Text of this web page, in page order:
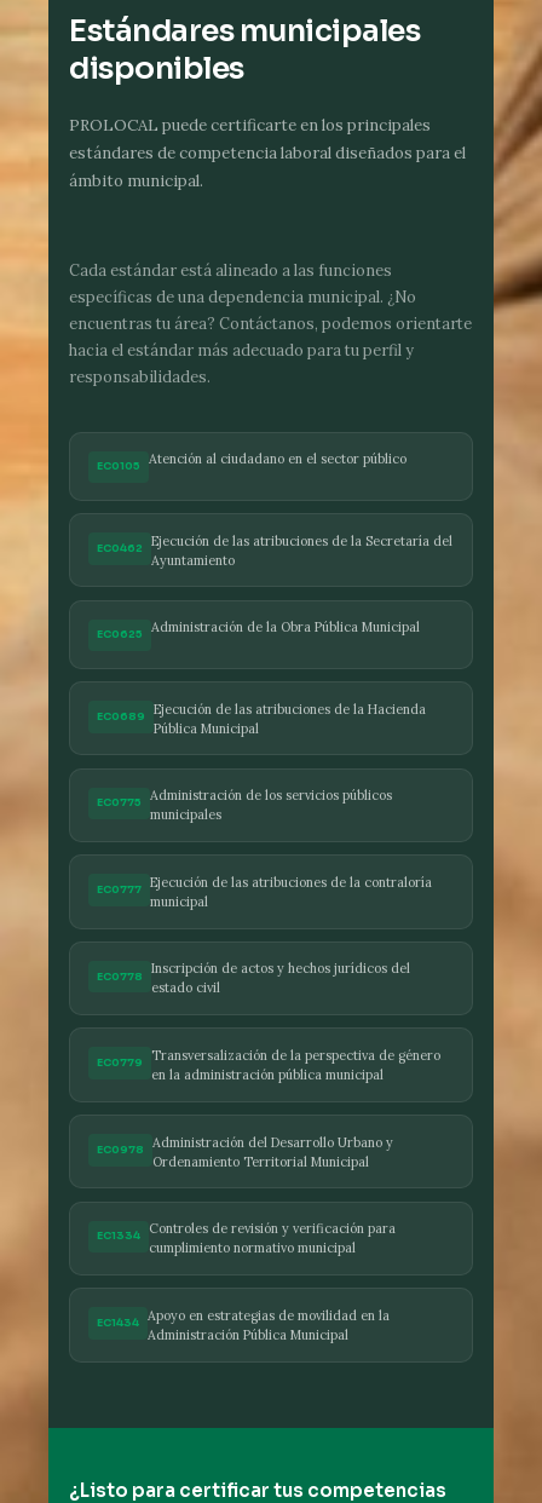
Estándares municipales
disponibles
PROLOCAL puede certificarte en los principales
estándares de competencia laboral diseñados para el
ámbito municipal.
Cada estándar está alineado a las funciones
específicas de una dependencia municipal. ¿No
encuentras tu área? Contáctanos, podemos orientarte
hacia el estándar más adecuado para tu perfil y
responsabilidades.
EC0105 Atención al ciudadano en el sector público
EC0462
Ejecución de las atribuciones de la Secretaría del
Ayuntamiento
EC0625 Administración de la Obra Pública Municipal
EC0689
Ejecución de las atribuciones de la Hacienda
Pública Municipal
EC0775
Administración de los servicios públicos
municipales
EC0777 Ejecución de las atribuciones de la contraloría
municipal
EC0778
Inscripción de actos y hechos jurídicos del
estado civil
EC0779
Transversalización de la perspectiva de género
en la administración pública municipal
EC0978
Administración del Desarrollo Urbano y
Ordenamiento Territorial Municipal
EC1334
Controles de revisión y verificación para
cumplimiento normativo municipal
EC1434 Apoyo en estrategias de movilidad en la
Administración Pública Municipal
¿Listo para certificar tus competencias